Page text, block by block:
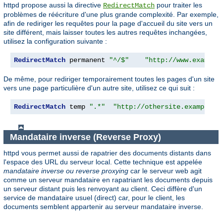
httpd propose aussi la directive RedirectMatch pour traiter les
problèmes de réécriture d'une plus grande complexité. Par exemple,
afin de rediriger les requêtes pour la page d'accueil du site vers un
site différent, mais laisser toutes les autres requêtes inchangées,
utilisez la configuration suivante :
RedirectMatch permanent "^/$" "http://
De même, pour rediriger temporairement toutes les pages d'un site
vers une page particulière d'un autre site, utilisez ce qui suit :
RedirectMatch temp ".*" "http://
Mandataire inverse (Reverse Proxy)
httpd vous permet aussi de rapatrier des documents distants dans
l'espace des URL du serveur local. Cette technique est appelée
mandataire inverse ou reverse proxying car le serveur web agit
comme un serveur mandataire en rapatriant les documents depuis
un serveur distant puis les renvoyant au client. Ceci diffère d'un
service de mandataire usuel (direct) car, pour le client, les
documents semblent appartenir au serveur mandataire inverse.